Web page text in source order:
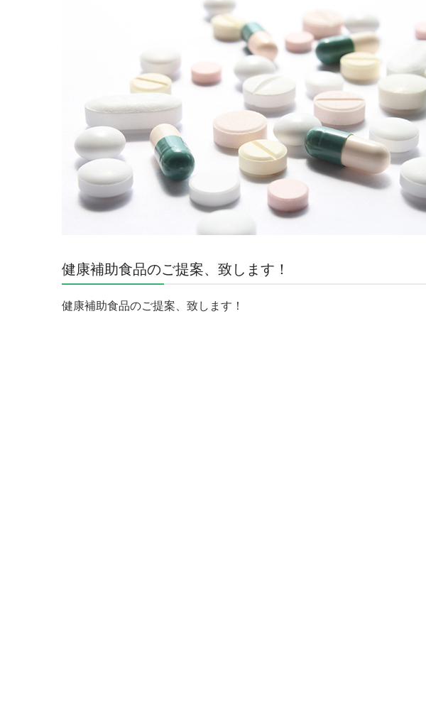
健康補助食品のご提案、致します！
健康補助食品のご提案、致します！